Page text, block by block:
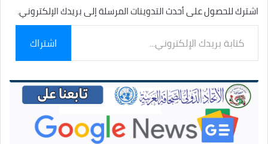
اشترك للحصول على أحدث التدوينات المرسلة إلى بريدك الإلكتروني.
بريدك
الإلكتروني...
اشتراك